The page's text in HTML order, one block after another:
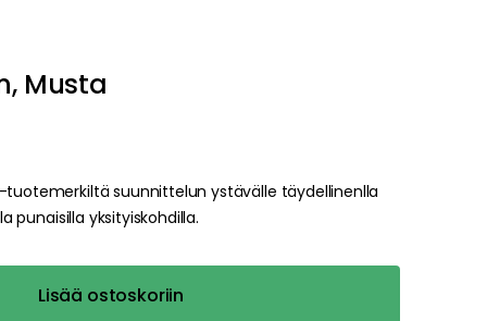
Musta
suunnittelun ystävälle täydellinenlla
punaisilla yksityiskohdilla.
Lisää ostoskoriin